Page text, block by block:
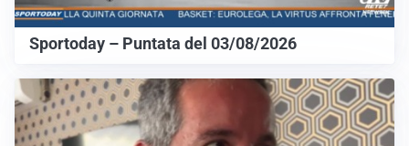
Sportoday – Puntata del 03/08/2026